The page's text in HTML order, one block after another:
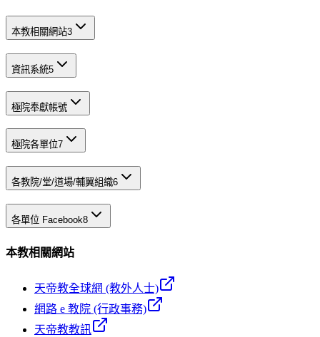
本教相關網站3
資訊系統5
極院奉獻帳號
極院各單位7
各教院/堂/道場/輔翼組織6
各單位 Facebook8
本教相關網站
天帝教全球網 (教外人士)
網路 e 教院 (行政事務)
天帝教教訊